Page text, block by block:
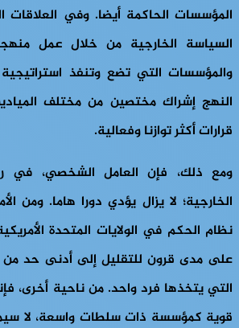
المؤسسات الحاكمة أيضا. وفي العلاقات
السياسة الخارجية من خلال عمل
والمؤسسات التي تضع وتنفذ
النهج إشراك مختصين من مختلف
قرارات أكثر توازنا وفعالية.
ومع ذلك، فإن العامل الشخصي، في
الخارجية؛ لا يزال يؤدي دورا هاما. ومن
نظام الحكم في الولايات المتحدة
على مدى قرون للتقليل إلى أدنى حد من
التي يتخذها فرد واحد. من ناحية أخرى،
قوية كمؤسسة ذات سلطات واسعة، لا